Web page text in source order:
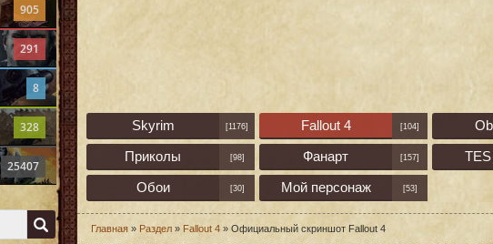
905
291
8
328
25407
Skyrim [1176] Fallout 4 [104]
Приколы [98] Фанарт [157]
Обои [30] Мой персонаж [53]
Главная » Раздел » Fallout 4 » Официальный скриншот Fallout 4